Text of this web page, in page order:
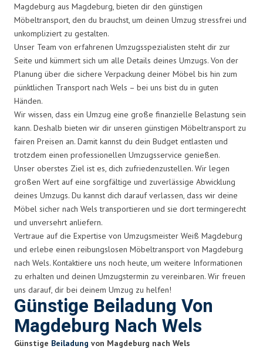
Magdeburg aus Magdeburg, bieten dir den günstigen
Möbeltransport, den du brauchst, um deinen Umzug stressfrei und
unkompliziert zu gestalten.
Unser Team von erfahrenen Umzugsspezialisten steht dir zur
Seite und kümmert sich um alle Details deines Umzugs. Von der
Planung über die sichere Verpackung deiner Möbel bis hin zum
pünktlichen Transport nach Wels – bei uns bist du in guten
Händen.
Wir wissen, dass ein Umzug eine große finanzielle Belastung sein
kann. Deshalb bieten wir dir unseren günstigen Möbeltransport zu
fairen Preisen an. Damit kannst du dein Budget entlasten und
trotzdem einen professionellen Umzugsservice genießen.
Unser oberstes Ziel ist es, dich zufriedenzustellen. Wir legen
großen Wert auf eine sorgfältige und zuverlässige Abwicklung
deines Umzugs. Du kannst dich darauf verlassen, dass wir deine
Möbel sicher nach Wels transportieren und sie dort termingerecht
und unversehrt anliefern.
Vertraue auf die Expertise von Umzugsmeister Weiß Magdeburg
und erlebe einen reibungslosen Möbeltransport von Magdeburg
nach Wels. Kontaktiere uns noch heute, um weitere Informationen
zu erhalten und deinen Umzugstermin zu vereinbaren. Wir freuen
uns darauf, dir bei deinem Umzug zu helfen!
Günstige Beiladung Von
Magdeburg Nach Wels
Günstige Beiladung von Magdeburg nach Wels